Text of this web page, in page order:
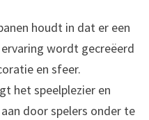
houdt in dat er een
wordt gecreëerd
en sfeer.
het speelplezier en
door spelers onder te